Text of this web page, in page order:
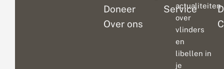
Doneer
Over ons
Service
actualiteiten
over
vlinders
en
libellen in
je